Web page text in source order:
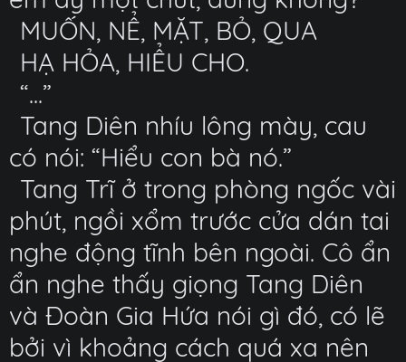
MUỐN, NỂ, MẶT, BỎ, QUA
HẠ HỎA, HIỂU CHO.
“...”
Tang Diên nhíu lông mày, cau
có nói: “Hiểu con bà nó.”
Tang Trĩ ở trong phòng ngốc vài
phút, ngồi xổm trước cửa dán tai
nghe động tĩnh bên ngoài. Cô ẩn
ẩn nghe thấy giọng Tang Diên
và Đoàn Gia Hứa nói gì đó, có lẽ
bởi vì khoảng cách quá xa nên